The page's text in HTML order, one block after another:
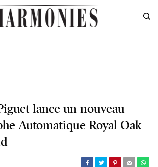
lance un nouveau
Automatique Royal Oak